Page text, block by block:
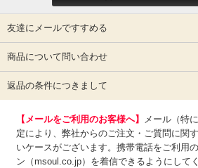
友達にメールですすめる
商品について問い合わせ
返品の条件につきまして
【メールをご利用のお客様へ】
メール（特
定により、弊社からのご注文・ご質問に関
いケースがございます。携帯電話をご利用
ン（msoul.co.jp）を着信できるようにしてく